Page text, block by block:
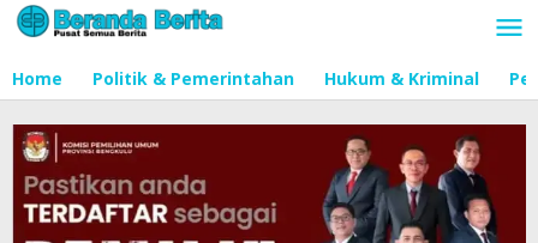
Lewati
ke
Home Politik & Pemerintahan Hukum & Kriminal